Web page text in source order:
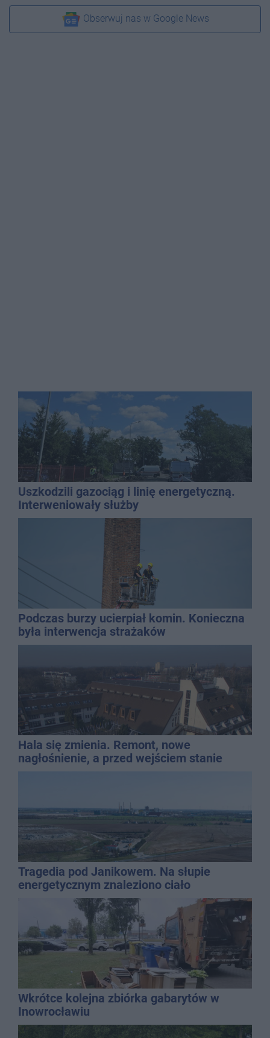
Obserwuj nas w Google News
Uszkodzili gazociąg i linię energetyczną.
Interweniowały służby
Podczas burzy ucierpiał komin. Konieczna
była interwencja strażaków
Hala się zmienia. Remont, nowe
nagłośnienie, a przed wejściem stanie
Tragedia pod Janikowem. Na słupie
energetycznym znaleziono ciało
mężczyzny
Wkrótce kolejna zbiórka gabarytów w
Inowrocławiu